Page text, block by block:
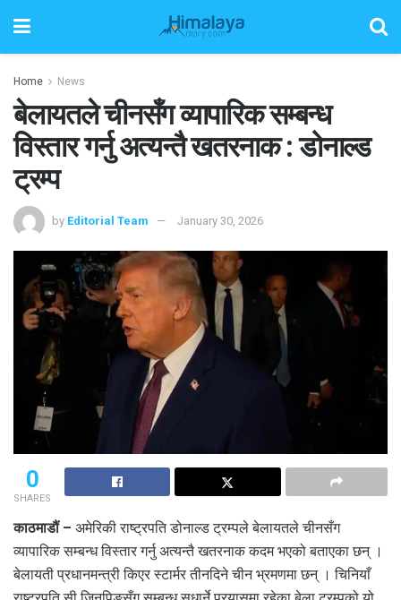
Home News
बेलायतले चीनसँग व्यापारिक सम्बन्ध
विस्तार गर्नु अत्यन्तै खतरनाक : डोनाल्ड
ट्रम्प
by Editorial Team January 30, 2026
0
SHARES
काठमाडौं – अमेरिकी राष्ट्रपति डोनाल्ड ट्रम्पले बेलायतले चीनसँग
व्यापारिक सम्बन्ध विस्तार गर्नु अत्यन्तै खतरनाक कदम भएको बताएका छन् ।
बेलायती प्रधानमन्त्री किएर स्टार्मर तीनदिने चीन भ्रमणमा छन् । चिनियाँ